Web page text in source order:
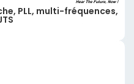
PLL, multi-fréquences,